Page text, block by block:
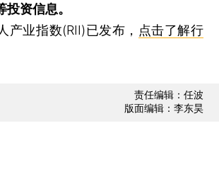
资信息。
业指数(RII)已发布， 点击了解行
责任编辑：任波
版面编辑：李东昊